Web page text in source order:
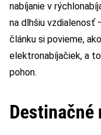
nabíjanie v
na dlhšiu vzdialenosť
článku si povieme,
elektronabíjačiek, a
pohon.